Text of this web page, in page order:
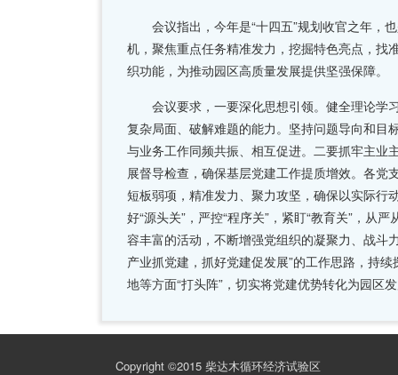
会议指出，今年是“十四五”规划收官之年，也
机，聚焦重点任务精准发力，挖掘特色亮点，找
织功能，为推动园区高质量发展提供坚强保障。
会议要求，一要深化思想引领。健全理论学
复杂局面、破解难题的能力。坚持问题导向和目
与业务工作同频共振、相互促进。二要抓牢主业
展督导检查，确保基层党建工作提质增效。各党
短板弱项，精准发力、聚力攻坚，确保以实际行
好“源头关”，严控“程序关”，紧盯“教育关”，从
容丰富的活动，不断增强党组织的凝聚力、战斗
产业抓党建，抓好党建促发展”的工作思路，持
地等方面“打头阵”，切实将党建优势转化为园区
Copyright ©2015 柴达木循环经济试验区